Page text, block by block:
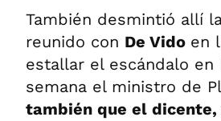
También desmintió allí
reunido con De Vido en
estallar el escándalo en
semana el ministro de
también que el